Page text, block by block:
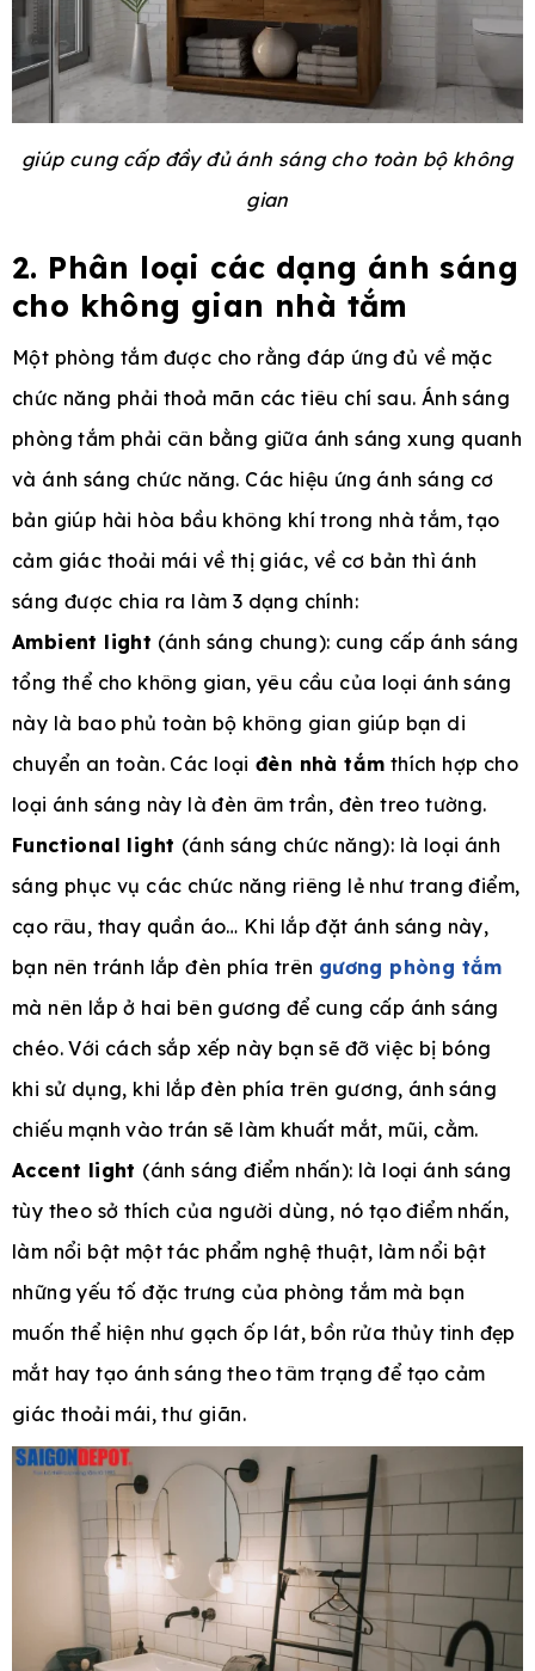
giúp cung cấp đầy đủ ánh sáng cho toàn bộ không
gian
2. Phân loại các dạng ánh sáng
cho không gian nhà tắm
Một phòng tắm được cho rằng đáp ứng đủ về mặc
chức năng phải thoả mãn các tiêu chí sau. Ánh sáng
phòng tắm phải cân bằng giữa ánh sáng xung quanh
và ánh sáng chức năng. Các hiệu ứng ánh sáng cơ
bản giúp hài hòa bầu không khí trong nhà tắm, tạo
cảm giác thoải mái về thị giác, về cơ bản thì ánh
sáng được chia ra làm 3 dạng chính:
Ambient light (ánh sáng chung): cung cấp ánh sáng
tổng thể cho không gian, yêu cầu của loại ánh sáng
này là bao phủ toàn bộ không gian giúp bạn di
chuyển an toàn. Các loại đèn nhà tắm thích hợp cho
loại ánh sáng này là đèn âm trần, đèn treo tường.
Functional light (ánh sáng chức năng): là loại ánh
sáng phục vụ các chức năng riêng lẻ như trang điểm,
cạo râu, thay quần áo… Khi lắp đặt ánh sáng này,
bạn nên tránh lắp đèn phía trên gương phòng tắm
mà nên lắp ở hai bên gương để cung cấp ánh sáng
chéo. Với cách sắp xếp này bạn sẽ đỡ việc bị bóng
khi sử dụng, khi lắp đèn phía trên gương, ánh sáng
chiếu mạnh vào trán sẽ làm khuất mắt, mũi, cằm.
Accent light (ánh sáng điểm nhấn): là loại ánh sáng
tùy theo sở thích của người dùng, nó tạo điểm nhấn,
làm nổi bật một tác phẩm nghệ thuật, làm nổi bật
những yếu tố đặc trưng của phòng tắm mà bạn
muốn thể hiện như gạch ốp lát, bồn rửa thủy tinh đẹp
mắt hay tạo ánh sáng theo tâm trạng để tạo cảm
giác thoải mái, thư giãn.